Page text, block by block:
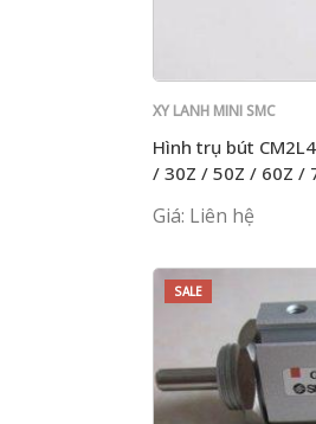
XY LANH MINI SMC
Hình trụ bút
/ 30Z / 50Z / 60Z /
Giá: Liên hệ
SALE